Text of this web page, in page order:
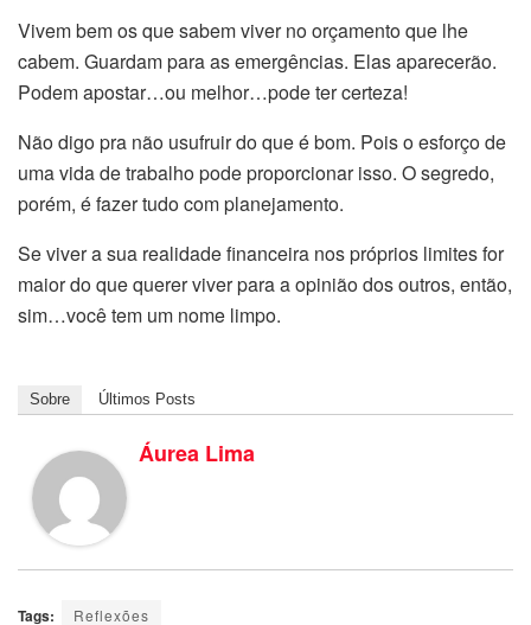
Vivem bem os que sabem viver no orçamento que lhe
cabem. Guardam para as emergências. Elas aparecerão.
Podem apostar…ou melhor…pode ter certeza!
Não digo pra não usufruir do que é bom. Pois o esforço de
uma vida de trabalho pode proporcionar isso. O segredo,
porém, é fazer tudo com planejamento.
Se viver a sua realidade financeira nos próprios limites for
maior do que querer viver para a opinião dos outros, então,
sim…você tem um nome limpo.
Sobre Últimos Posts
Áurea Lima
Tags: Reflexões